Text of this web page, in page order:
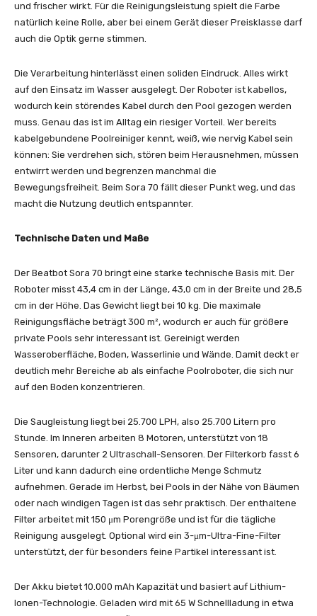
und frischer wirkt. Für die Reinigungsleistung spielt die Farbe
natürlich keine Rolle, aber bei einem Gerät dieser Preisklasse darf
auch die Optik gerne stimmen.
Die Verarbeitung hinterlässt einen soliden Eindruck. Alles wirkt
auf den Einsatz im Wasser ausgelegt. Der Roboter ist kabellos,
wodurch kein störendes Kabel durch den Pool gezogen werden
muss. Genau das ist im Alltag ein riesiger Vorteil. Wer bereits
kabelgebundene Poolreiniger kennt, weiß, wie nervig Kabel sein
können: Sie verdrehen sich, stören beim Herausnehmen, müssen
entwirrt werden und begrenzen manchmal die
Bewegungsfreiheit. Beim Sora 70 fällt dieser Punkt weg, und das
macht die Nutzung deutlich entspannter.
Technische Daten und Maße
Der Beatbot Sora 70 bringt eine starke technische Basis mit. Der
Roboter misst 43,4 cm in der Länge, 43,0 cm in der Breite und 28,5
cm in der Höhe. Das Gewicht liegt bei 10 kg. Die maximale
Reinigungsfläche beträgt 300 m², wodurch er auch für größere
private Pools sehr interessant ist. Gereinigt werden
Wasseroberfläche, Boden, Wasserlinie und Wände. Damit deckt er
deutlich mehr Bereiche ab als einfache Poolroboter, die sich nur
auf den Boden konzentrieren.
Die Saugleistung liegt bei 25.700 LPH, also 25.700 Litern pro
Stunde. Im Inneren arbeiten 8 Motoren, unterstützt von 18
Sensoren, darunter 2 Ultraschall-Sensoren. Der Filterkorb fasst 6
Liter und kann dadurch eine ordentliche Menge Schmutz
aufnehmen. Gerade im Herbst, bei Pools in der Nähe von Bäumen
oder nach windigen Tagen ist das sehr praktisch. Der enthaltene
Filter arbeitet mit 150 μm Porengröße und ist für die tägliche
Reinigung ausgelegt. Optional wird ein 3-μm-Ultra-Fine-Filter
unterstützt, der für besonders feine Partikel interessant ist.
Der Akku bietet 10.000 mAh Kapazität und basiert auf Lithium-
Ionen-Technologie. Geladen wird mit 65 W Schnellladung in etwa